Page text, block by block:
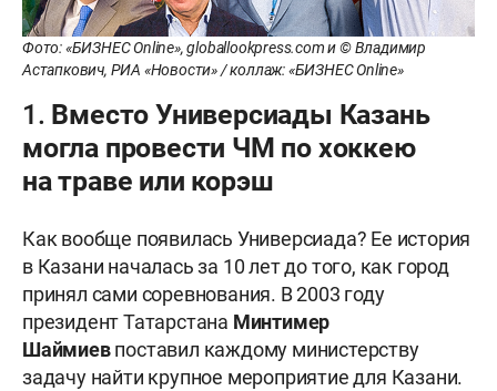
Фото: «БИЗНЕС Online», globallookpress.com и © Владимир
Астапкович, РИА «Новости» / коллаж: «БИЗНЕС Online»
1. Вместо Универсиады Казань
могла провести ЧМ по хоккею
на траве или корэш
Как вообще появилась Универсиада? Ее история
в Казани началась за 10 лет до того, как город
принял сами соревнования. В 2003 году
президент Татарстана Минтимер
Шаймиевпоставил каждому министерству
задачу найти крупное мероприятие для Казани.